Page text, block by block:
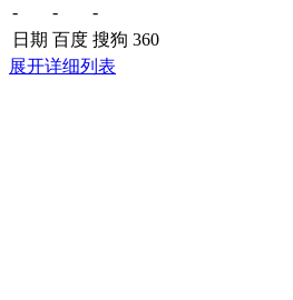
-
-
-
日期 百度 搜狗 360
展开详细列表